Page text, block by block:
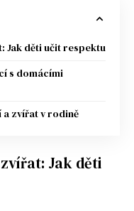
Jak děti učit respektu
s domácími
zvířat v rodině
Jak děti